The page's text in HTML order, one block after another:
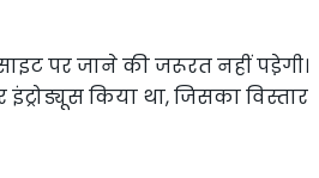
पर जाने की जरूरत नहीं पडे़गी।
किया था, जिसका विस्तार